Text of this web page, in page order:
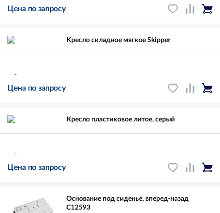
Цена по запросу
Кресло складное мягкое Skipper
...
Цена по запросу
Кресло пластиковое литое, серый
...
Цена по запросу
Основание под сиденье, вперед-назад
C12593